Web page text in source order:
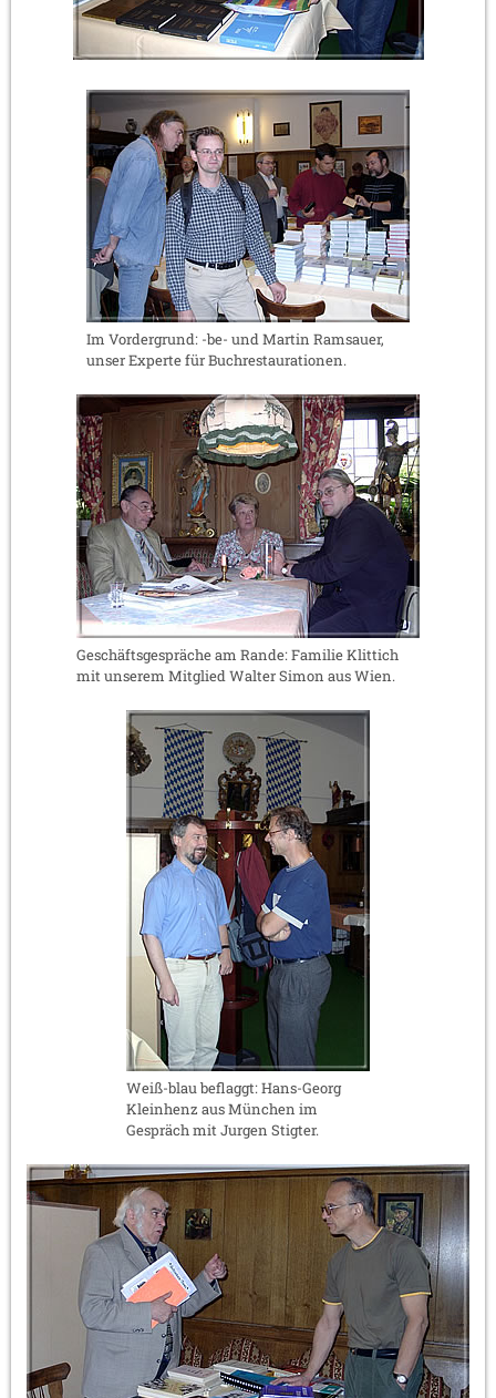
Im Vordergrund: -be- und Martin Ramsauer,
unser Experte für Buchrestaurationen.
Geschäftsgespräche am Rande: Familie Klittich
mit unserem Mitglied Walter Simon aus Wien.
Weiß-blau beflaggt: Hans-Georg
Kleinhenz aus München im
Gespräch mit Jurgen Stigter.